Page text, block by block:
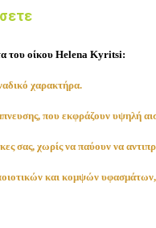
του οίκου Helena Kyritsi:
χαρακτήρα.
που εκφράζουν υψηλή
σας, χωρίς να παύουν να
και κομψών υφασμάτων,